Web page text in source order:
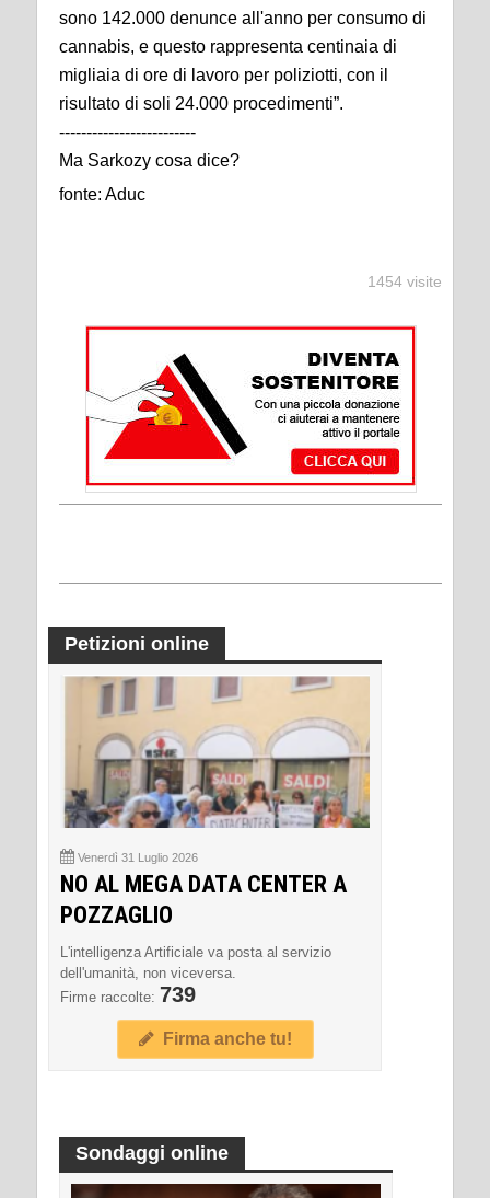
sono 142.000 denunce all'anno per consumo di
cannabis, e questo rappresenta centinaia di
migliaia di ore di lavoro per poliziotti, con il
risultato di soli 24.000 procedimenti”.
-------------------------
Ma Sarkozy cosa dice?
fonte: Aduc
1454 visite
Petizioni online
Venerdì 31 Luglio 2026
NO AL MEGA DATA CENTER A
POZZAGLIO
L'intelligenza Artificiale va posta al servizio
dell'umanità, non viceversa.
Firme raccolte: 739
Firma anche tu!
Sondaggi online